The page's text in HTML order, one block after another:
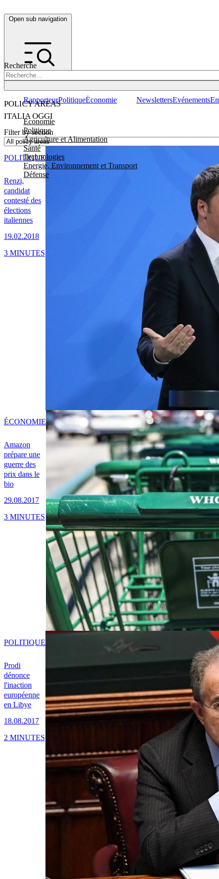
Open sub navigation
Recherche
POLICY AREAS
Economie
Politique
Agriculture et Alimentation
Santé
Technologies
Energie, Environnement et Transport
Défense
RapporteurPolitiqueÉconomie NewslettersEvénements
ITALIA OGGI
Filter by section
Renzi,
candidat
contesté des
élections
italiennes
19.02.2018
POLITIQUE
3 MINUTES
Amazon
prépare une
guerre des
prix dans le
bio
29.08.2017
ÉCONOMIE
3 MINUTES
Prodi
dénonce
l'inaction
européenne
en Libye
18.08.2017
POLITIQUE
2 MINUTES